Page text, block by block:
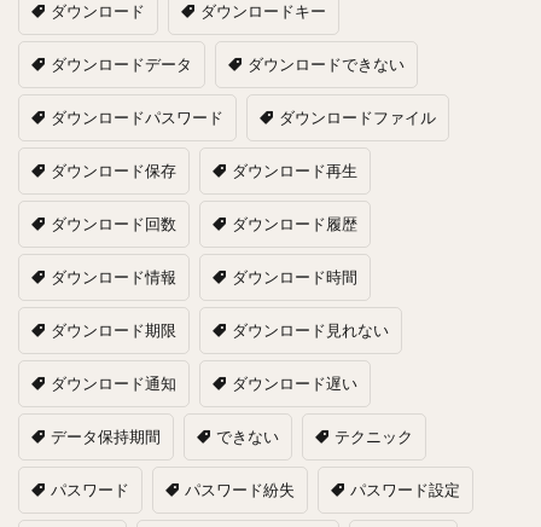
ダウンロード ダウンロードキー
ダウンロードデータ ダウンロードできない
ダウンロードパスワード ダウンロードファイル
ダウンロード保存 ダウンロード再生
ダウンロード回数 ダウンロード履歴
ダウンロード情報 ダウンロード時間
ダウンロード期限 ダウンロード見れない
ダウンロード通知 ダウンロード遅い
データ保持期間 できない テクニック
パスワード パスワード紛失 パスワード設定